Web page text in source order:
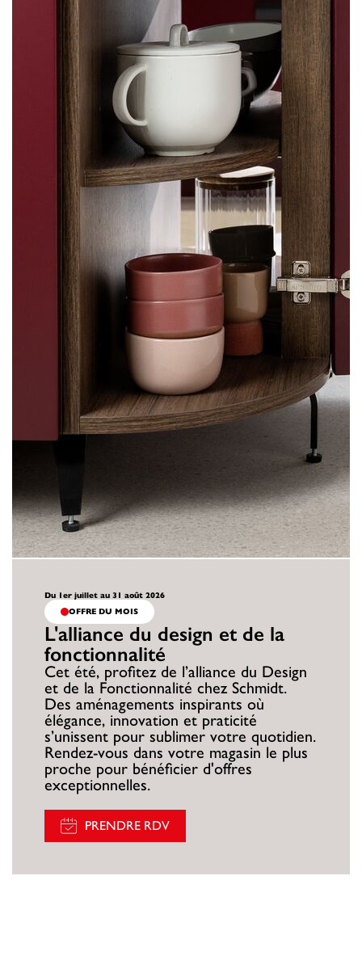
Du 1er juillet au 31 août 2026
OFFRE DU MOIS
L'alliance du design et de la
fonctionnalité
Cet été, profitez de l’alliance du Design
et de la Fonctionnalité chez Schmidt.
Des aménagements inspirants où
élégance, innovation et praticité
s’unissent pour sublimer votre quotidien.
Rendez-vous dans votre magasin le plus
proche pour bénéficier d'offres
exceptionnelles.
PRENDRE RDV